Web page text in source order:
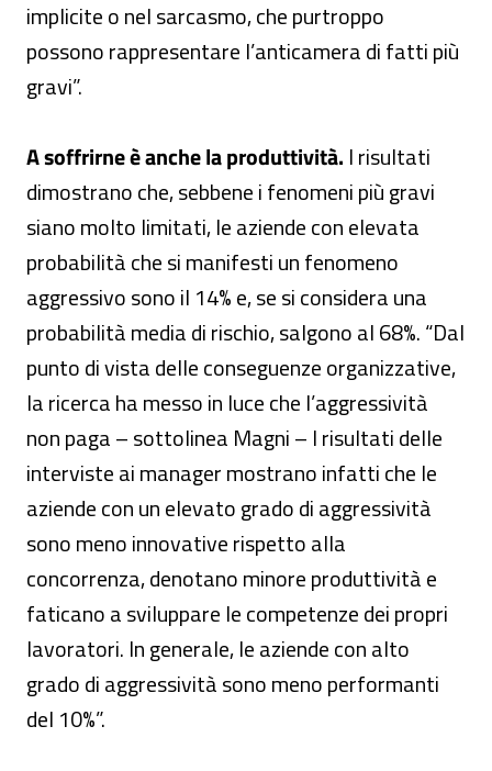
implicite o nel sarcasmo, che purtroppo
possono rappresentare l’anticamera di fatti più
gravi”.
A soffrirne è anche la produttività. I risultati
dimostrano che, sebbene i fenomeni più gravi
siano molto limitati, le aziende con elevata
probabilità che si manifesti un fenomeno
aggressivo sono il 14% e, se si considera una
probabilità media di rischio, salgono al 68%. “Dal
punto di vista delle conseguenze organizzative,
la ricerca ha messo in luce che l’aggressività
non paga – sottolinea Magni – I risultati delle
interviste ai manager mostrano infatti che le
aziende con un elevato grado di aggressività
sono meno innovative rispetto alla
concorrenza, denotano minore produttività e
faticano a sviluppare le competenze dei propri
lavoratori. In generale, le aziende con alto
grado di aggressività sono meno performanti
del 10%”.